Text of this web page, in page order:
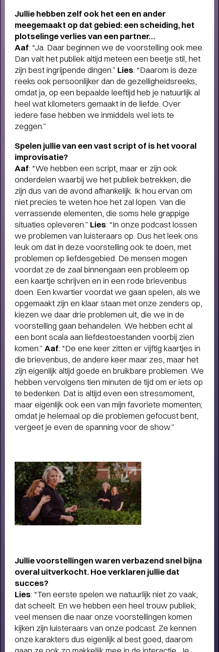
WAT EEN JAAR MET FUSE!- Terugblik
op Fuse als Artist in Residence
Short story
WAAROM MEMBER WORDEN?- Als
member steun je ons én profiteer je van veel
voordelen, zoals voorrang bij de kaartverkoop.
FAMILIE VOORSTELLINGEN VOOR
KLEINE EN GROTE KINDEREN
Jullie hebben zelf ook het een en ander
meegemaakt op dat gebied:een scheiding, het
plotselinge verliesvan een partner…
Aaf: “Ja. Daar beginnen we de voorstelling ook mee.
Dan valt het publiek altijd meteen een beetje stil, het
zijn best ingrijpende dingen.” Lies: “Daarom is deze
reeks ook persoonlijker dan de gezelligheidsreeks,
omdat ja, op een bepaalde leeftijd heb je natuurlijk al
heel wat kilometers gemaakt in de liefde. Over
iedere fase hebben we inmiddels wel iets te
zeggen.”
Spelen jullie van een vast script of is het vooral
improvisatie?
Aaf: “We hebben een script, maar er zijn ook
onderdelen waarbij we het publiek betrekken, die
zijn dus van de avond afhankelijk. Ik hou ervan om
niet precies te weten hoe het zal lopen. Van die
verrassende elementen, die soms hele grappige
situaties opleveren.” Lies: “In onze podcast lossen
we problemen van luisteraars op. Dus het leek ons
leuk om dat in deze voorstelling ook te doen, met
problemen op liefdesgebied. De mensen mogen
voordat ze de zaal binnengaan een probleem op
een kaartje schrijven en in een rode brievenbus
doen. Een kwartier voordat we gaan spelen, als we
opgemaakt zijn en klaar staan met onze zenders op,
kiezen we daar drie problemen uit, die we in de
voorstelling gaan behandelen. We hebben echt al
een bont scala aan liefdestoestanden voorbij zien
komen.” Aaf: “De ene keer zitten er vijftig kaartjes in
die brievenbus, de andere keer maar zes, maar het
zijn eigenlijk altijd goede en bruikbare problemen. We
hebben vervolgens tien minuten de tijd om er iets op
te bedenken. Dat is altijd even een stressmoment,
maar eigenlijk ook een van mijn favoriete momenten;
omdat je helemaal op die problemen gefocust bent,
vergeet je even de spanning voor de show.”
Jullie voorstellingen waren verbazendsnel bijna
overal uitverkocht. Hoeverklaren jullie dat
succes?
Lies: “Ten eerste spelen we natuurlijk niet zo vaak,
dat scheelt. En we hebben een heel trouw publiek;
veel mensen die naar onze voorstellingen komen
kijken zijn luisteraars van onze podcast. Ze kennen
onze karakters dus eigenlijk al best goed, daarom